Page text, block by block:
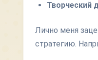
Творческий
Лично меня
стратегию.